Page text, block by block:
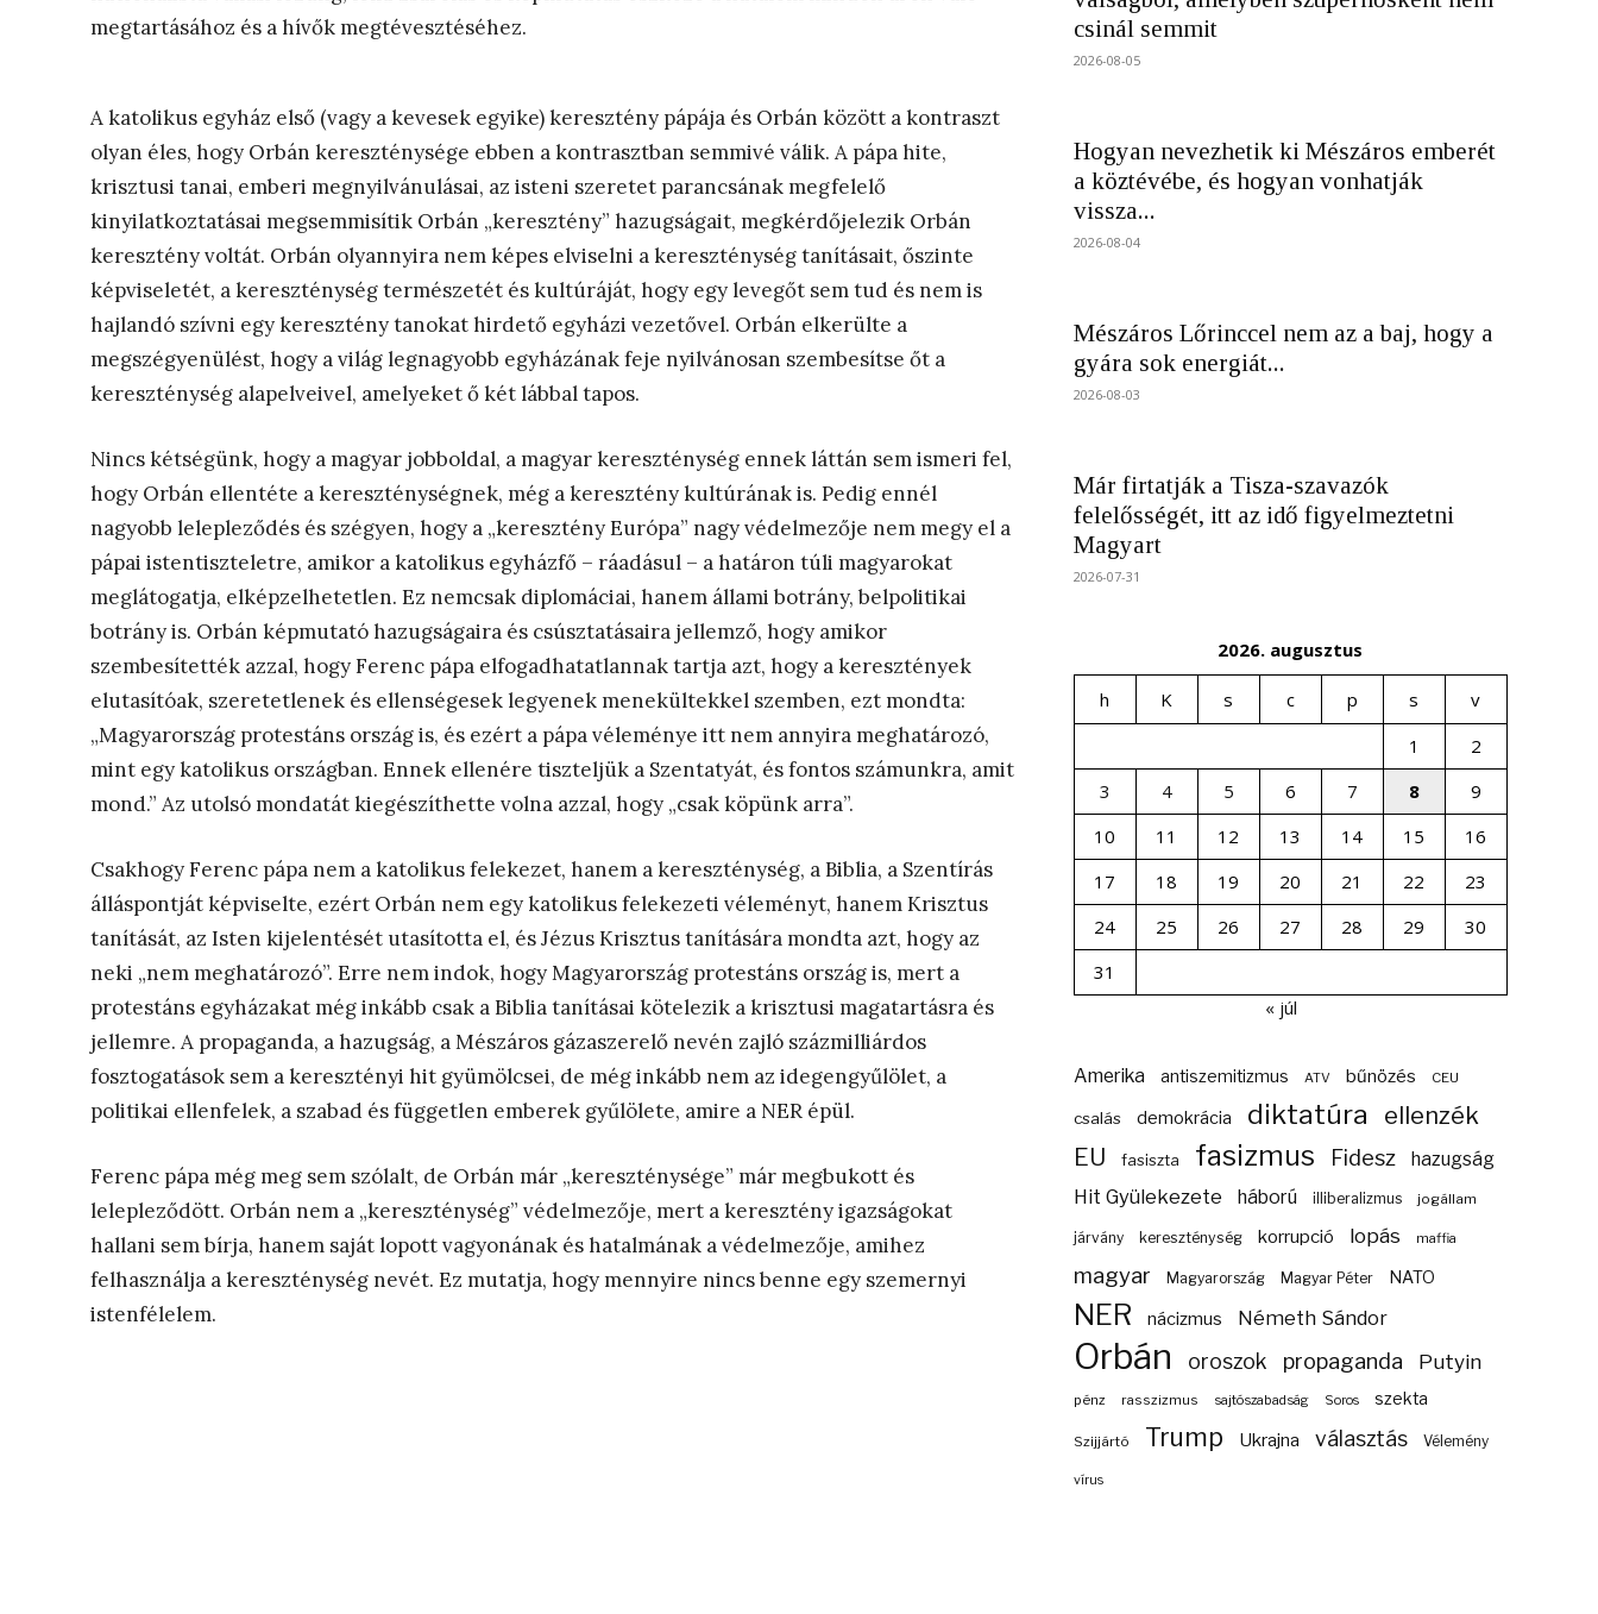
megtartásához és a hívők megtévesztéséhez.
A katolikus egyház első (vagy a kevesek egyike) keresztény pápája és Orbán között a kontraszt
olyan éles, hogy Orbán kereszténysége ebben a kontrasztban semmivé válik. A pápa hite,
krisztusi tanai, emberi megnyilvánulásai, az isteni szeretet parancsának megfelelő
kinyilatkoztatásai megsemmisítik Orbán „keresztény” hazugságait, megkérdőjelezik Orbán
keresztény voltát. Orbán olyannyira nem képes elviselni a kereszténység tanításait, őszinte
képviseletét, a kereszténység természetét és kultúráját, hogy egy levegőt sem tud és nem is
hajlandó szívni egy keresztény tanokat hirdető egyházi vezetővel. Orbán elkerülte a
megszégyenülést, hogy a világ legnagyobb egyházának feje nyilvánosan szembesítse őt a
kereszténység alapelveivel, amelyeket ő két lábbal tapos.
Nincs kétségünk, hogy a magyar jobboldal, a magyar kereszténység ennek láttán sem ismeri fel,
hogy Orbán ellentéte a kereszténységnek, még a keresztény kultúrának is. Pedig ennél
nagyobb lelepleződés és szégyen, hogy a „keresztény Európa” nagy védelmezője nem megy el a
pápai istentiszteletre, amikor a katolikus egyházfő – ráadásul – a határon túli magyarokat
meglátogatja, elképzelhetetlen. Ez nemcsak diplomáciai, hanem állami botrány, belpolitikai
botrány is. Orbán képmutató hazugságaira és csúsztatásaira jellemző, hogy amikor
szembesítették azzal, hogy Ferenc pápa elfogadhatatlannak tartja azt, hogy a keresztények
elutasítóak, szeretetlenek és ellenségesek legyenek menekültekkel szemben, ezt mondta:
„Magyarország protestáns ország is, és ezért a pápa véleménye itt nem annyira meghatározó,
mint egy katolikus országban. Ennek ellenére tiszteljük a Szentatyát, és fontos számunkra, amit
mond.” Az utolsó mondatát kiegészíthette volna azzal, hogy „csak köpünk arra”.
Csakhogy Ferenc pápa nem a katolikus felekezet, hanem a kereszténység, a Biblia, a Szentírás
álláspontját képviselte, ezért Orbán nem egy katolikus felekezeti véleményt, hanem Krisztus
tanítását, az Isten kijelentését utasította el, és Jézus Krisztus tanítására mondta azt, hogy az
neki „nem meghatározó”. Erre nem indok, hogy Magyarország protestáns ország is, mert a
protestáns egyházakat még inkább csak a Biblia tanításai kötelezik a krisztusi magatartásra és
jellemre. A propaganda, a hazugság, a Mészáros gázaszerelő nevén zajló százmilliárdos
fosztogatások sem a keresztényi hit gyümölcsei, de még inkább nem az idegengyűlölet, a
politikai ellenfelek, a szabad és független emberek gyűlölete, amire a NER épül.
Ferenc pápa még meg sem szólalt, de Orbán már „kereszténysége” már megbukott és
lelepleződött. Orbán nem a „kereszténység” védelmezője, mert a keresztény igazságokat
hallani sem bírja, hanem saját lopott vagyonának és hatalmának a védelmezője, amihez
felhasználja a kereszténység nevét. Ez mutatja, hogy mennyire nincs benne egy szemernyi
istenfélelem.
csinál semmit
2026-08-05
Hogyan nevezhetik ki Mészáros emberét
a köztévébe, és hogyan vonhatják
vissza...
2026-08-04
Mészáros Lőrinccel nem az a baj, hogy a
gyára sok energiát...
2026-08-03
Már firtatják a Tisza-szavazók
felelősségét, itt az idő figyelmeztetni
Magyart
2026-07-31
2026. augusztus
h K s c p s
v
1
2
3
4 5 6 7 8
9
10
11 12 13 14 15
16
17
18 19 20 21 22
23
24
25 26 27 28 29
30
31
« júl
Amerika antiszemitizmus ATV bűnözés CEU
csalás demokrácia diktatúra ellenzék
EU fasiszta fasizmus Fidesz hazugság
Hit Gyülekezete háború illiberalizmus jogállam
járvány kereszténység korrupció lopás maffia
magyar Magyarország Magyar Péter NATO
NER nácizmus Németh Sándor
Orbán oroszok propaganda Putyin
pénz rasszizmus sajtószabadság Soros szekta
Szijjártó Trump Ukrajna választás Vélemény
vírus